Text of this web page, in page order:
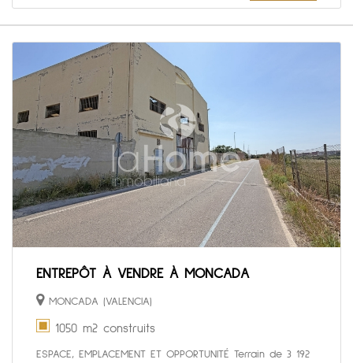
ENTREPÔT À VENDRE À MONCADA
MONCADA (VALENCIA)
1050 m2 construits
ESPACE, EMPLACEMENT ET OPPORTUNITÉ Terrain de 3 192